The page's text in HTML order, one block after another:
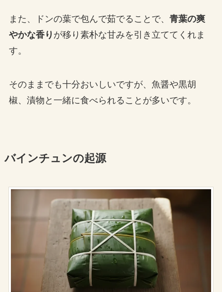
また、ドンの葉で包んで茹でることで、 青葉の爽
やかな香り が移り素朴な甘みを引き立ててくれま
す。
そのままでも十分おいしいですが、魚醤や黒胡
椒、漬物と一緒に食べられることが多いです。
バインチュンの起源